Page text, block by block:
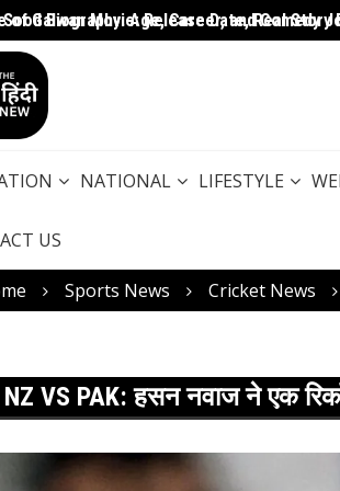
Sood Biography: Age, Career, and Comedy
of Galwan Movie: Release Date, Real Story
NATIONAL LIFESTYLE
US
Sports News Cricket News
NZ VS PAK: हसन नवाज ने एक